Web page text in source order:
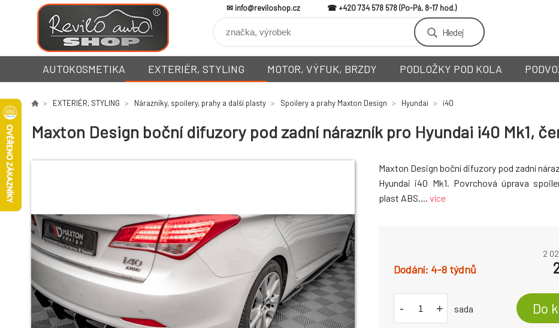
info@reviloshop.cz +420 734 578 578
Hledej
AUTOKOSMETIKA EXTERIÉR, STYLING MOTOR, VÝFUK, BRZDY PODLOŽKY POD KOLA
EXTERIÉR, STYLING Nárazníky, spoilery, prahy a další plasty Spoilery a prahy Maxton Design Hyundai i40
Maxton Design boční difuzory pod zadní nárazník pro Hyundai i40 Mk1,
Maxton Design boční difuzory pod zadní
Hyundai i40 Mk1. Povrchová úprava
plast ABS.... více
2
4-8 týdnů
- + sada Do